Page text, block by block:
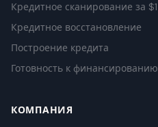
Кредитное сканирование за $1
Кредитное восстановление
Построение кредита
Готовность к финансированию
КОМПАНИЯ